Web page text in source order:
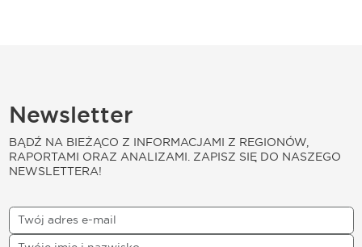
Newsletter
BĄDŹ NA BIEŻĄCO Z INFORMACJAMI Z REGIONÓW,
RAPORTAMI ORAZ ANALIZAMI. ZAPISZ SIĘ DO NASZEGO
NEWSLETTERA!